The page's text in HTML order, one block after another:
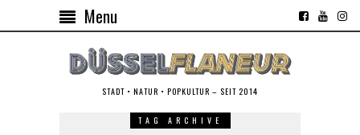
Menu
STADT • NATUR • POPKULTUR – SEIT 2014
TAG ARCHIVE